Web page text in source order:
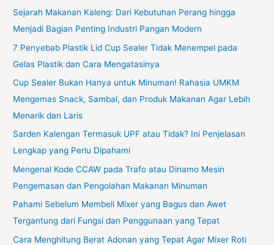
Sejarah Makanan Kaleng: Dari Kebutuhan Perang hingga
Menjadi Bagian Penting Industri Pangan Modern
7 Penyebab Plastik Lid Cup Sealer Tidak Menempel pada
Gelas Plastik dan Cara Mengatasinya
Cup Sealer Bukan Hanya untuk Minuman! Rahasia UMKM
Mengemas Snack, Sambal, dan Produk Makanan Agar Lebih
Menarik dan Laris
Sarden Kalengan Termasuk UPF atau Tidak? Ini Penjelasan
Lengkap yang Perlu Dipahami
Mengenal Kode CCAW pada Trafo atau Dinamo Mesin
Pengemasan dan Pengolahan Makanan Minuman
Pahami Sebelum Membeli Mixer yang Bagus dan Awet
Tergantung dari Fungsi dan Penggunaan yang Tepat
Cara Menghitung Berat Adonan yang Tepat Agar Mixer Roti